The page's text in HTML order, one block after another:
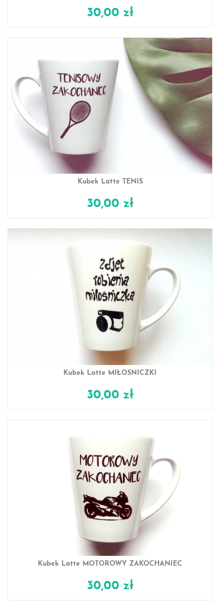
30,00 zł
Kubek Latte TENIS
30,00 zł
Kubek Latte MIŁOŚNICZKI
30,00 zł
Kubek Latte MOTOROWY ZAKOCHANIEC
30,00 zł